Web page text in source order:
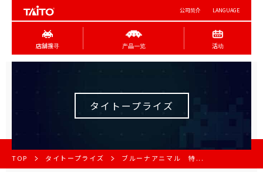
公司简介 LANGUAGE
店舖搜寻 产品一览 活动
タイトープライズ
TOP タイトープライズ ブルーナアニマル 特...